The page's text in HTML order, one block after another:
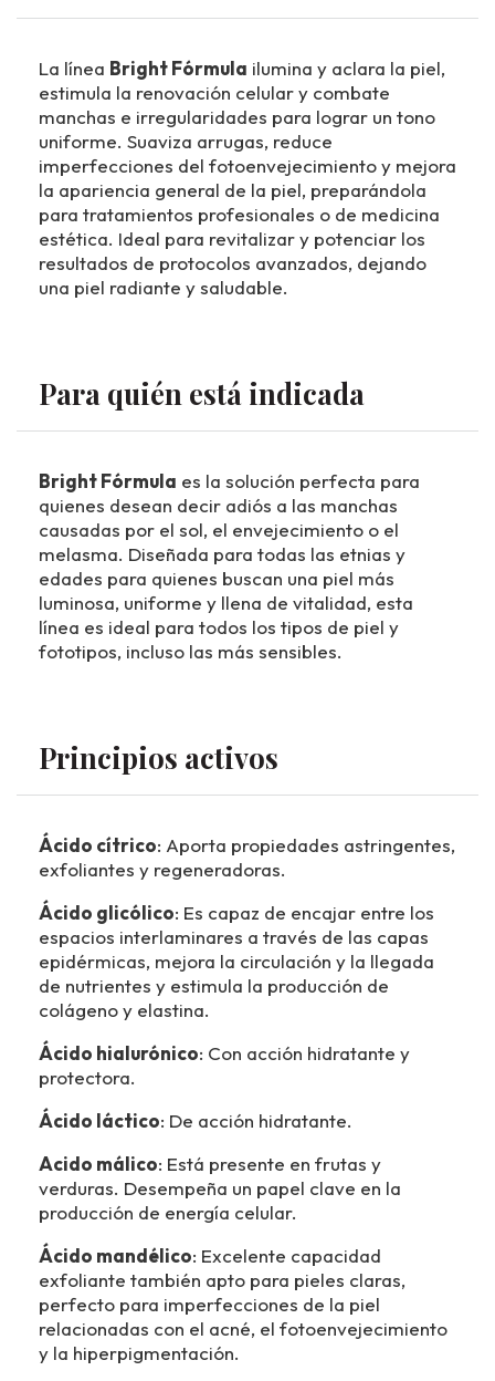
La línea Bright Fórmula ilumina y aclara la piel,
estimula la renovación celular y combate
manchas e irregularidades para lograr un tono
uniforme. Suaviza arrugas, reduce
imperfecciones del fotoenvejecimiento y mejora
la apariencia general de la piel, preparándola
para tratamientos profesionales o de medicina
estética. Ideal para revitalizar y potenciar los
resultados de protocolos avanzados, dejando
una piel radiante y saludable.
Para quién está indicada
Bright Fórmula es la solución perfecta para
quienes desean decir adiós a las manchas
causadas por el sol, el envejecimiento o el
melasma. Diseñada para todas las etnias y
edades para quienes buscan una piel más
luminosa, uniforme y llena de vitalidad, esta
línea es ideal para todos los tipos de piel y
fototipos, incluso las más sensibles.
Principios activos
Ácido cítrico: Aporta propiedades astringentes,
exfoliantes y regeneradoras.
Ácido glicólico: Es capaz de encajar entre los
espacios interlaminares a través de las capas
epidérmicas, mejora la circulación y la llegada
de nutrientes y estimula la producción de
colágeno y elastina.
Ácido hialurónico: Con acción hidratante y
protectora.
Ácido láctico: De acción hidratante.
Acido málico: Está presente en frutas y
verduras. Desempeña un papel clave en la
producción de energía celular.
Ácido mandélico: Excelente capacidad
exfoliante también apto para pieles claras,
perfecto para imperfecciones de la piel
relacionadas con el acné, el fotoenvejecimiento
y la hiperpigmentación.